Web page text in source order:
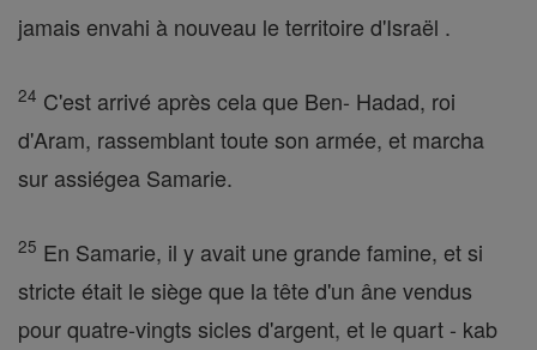
jamais envahi à nouveau le territoire d'Israël .
24 C'est arrivé après cela que Ben- Hadad, roi
d'Aram, rassemblant toute son armée, et marcha
sur assiégea Samarie.
25 En Samarie, il y avait une grande famine, et si
stricte était le siège que la tête d'un âne vendus
pour quatre-vingts sicles d'argent, et le quart - kab